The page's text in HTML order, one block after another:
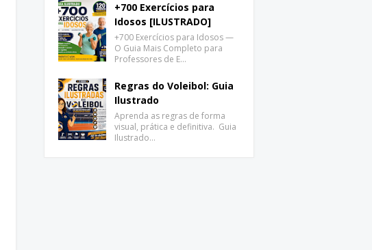
+700 Exercícios para
Idosos [ILUSTRADO]
+700 Exercícios para Idosos —
O Guia Mais Completo para
Professores de E…
Regras do Voleibol: Guia
Ilustrado
Aprenda as regras de forma
visual, prática e definitiva. Guia
Ilustrado…